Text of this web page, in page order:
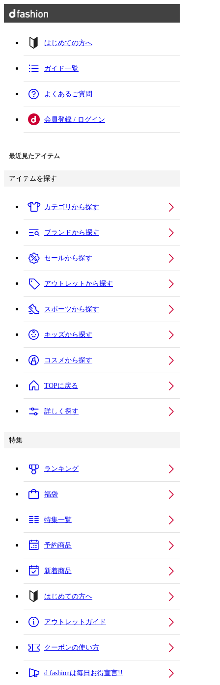
はじめての方へ
ガイド一覧
よくあるご質問
会員登録 / ログイン
最近見たアイテム
アイテムを探す
カテゴリから探す
ブランドから探す
セールから探す
アウトレットから探す
スポーツから探す
キッズから探す
コスメから探す
TOPに戻る
詳しく探す
特集
ランキング
福袋
特集一覧
予約商品
新着商品
はじめての方へ
アウトレットガイド
クーポンの使い方
d fashionは毎日お得宣言!!